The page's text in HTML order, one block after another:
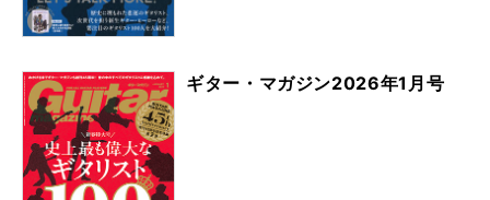
ギター・マガジン2026年1月号